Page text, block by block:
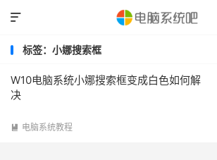

标签：小娜搜索框
W10电脑系统小娜搜索框变成白色如何解
决
 电脑系统教程